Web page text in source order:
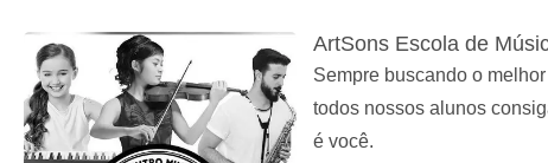
ArtSons Escola de
Sempre buscando o
todos nossos alunos
é você.